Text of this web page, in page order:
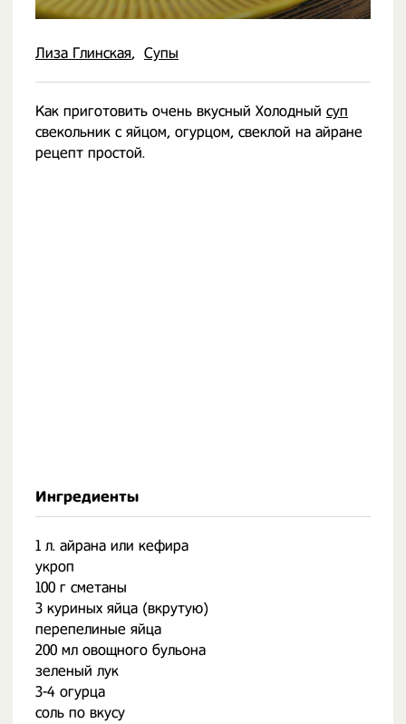
Лиза Глинская Супы
Как приготовить очень вкусный Холодный суп
свекольник с яйцом, огурцом, свеклой на айране
рецепт простой.
Ингредиенты
1 л. айрана или кефира
укроп
100 г сметаны
3 куриных яйца (вкрутую)
перепелиные яйца
200 мл овощного бульона
зеленый лук
3-4 огурца
соль по вкусу